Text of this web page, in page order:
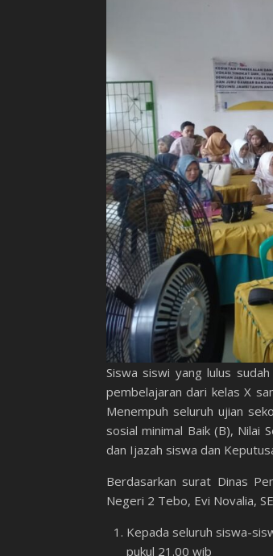
Siswa siswi yang lulus
pembelajaran dari kelas X
Menempuh seluruh ujian
sosial minimal Baik (B), Nilai
dan Ijazah siswa dan
Berdasarkan surat Dinas
Negeri 2 Tebo, Evi Novalia,
Kepada seluruh siswa-
pukul 21.00 wib